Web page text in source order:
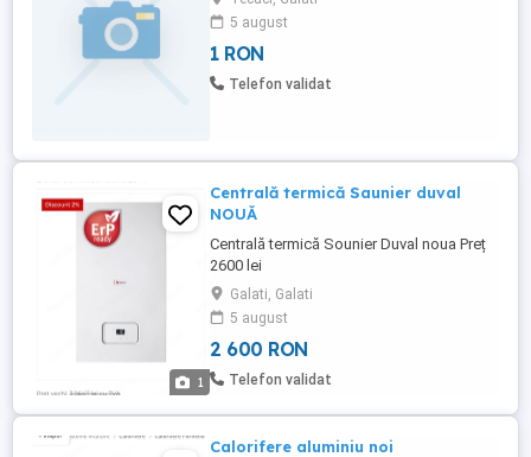
5 august
1 RON
Telefon validat
1
Centrală termică Saunier duval
NOUĂ
Centrală termică Sounier Duval noua Preț
2600 lei
Galati, Galati
5 august
2 600 RON
Telefon validat
Calorifere aluminiu noi